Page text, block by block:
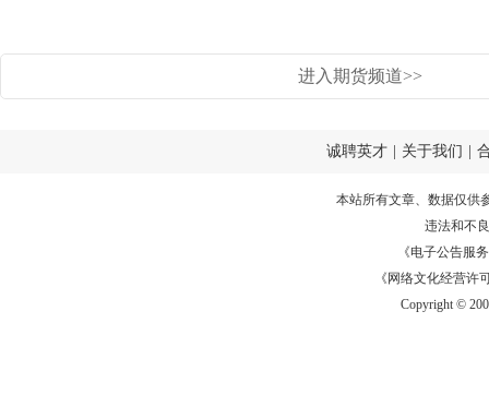
进入期货频道>>
诚聘英才 关于我们
本站所有文章、数据仅供
违法和不
《电子公告服务
《网络文化经营许
Copyright ©